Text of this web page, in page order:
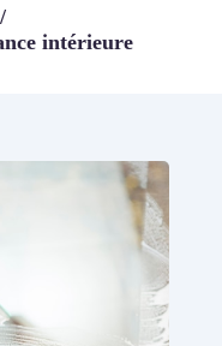
intérieure